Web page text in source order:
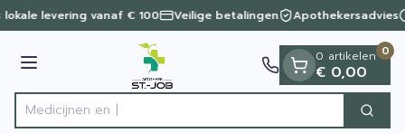
Ga naar de inhoud
1 van 1
levering vanaf € 100 Veilige betalingen Apothekersadvies
Menu
Product, merk, categorie... Zoek
0 artikelen
€ 0,00
0